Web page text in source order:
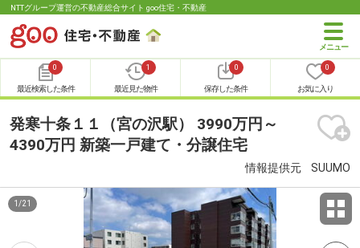
NTTグループ運営の不動産総合サイト goo住宅・不動産
0
最近検索した条件
1
最近見た物件
0
保存した条件
0
お気に入り
発寒十条１１（宮の沢駅） 3990万円～
4390万円 新築一戸建て・分譲住宅
情報提供元 SUUMO
1 /21